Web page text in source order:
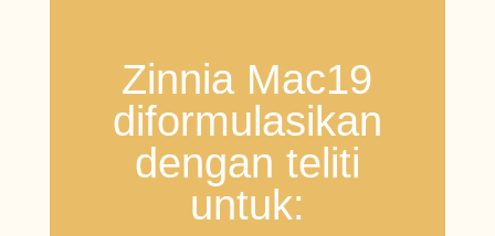
Zinnia Mac19
diformulasikan
dengan teliti
untuk: